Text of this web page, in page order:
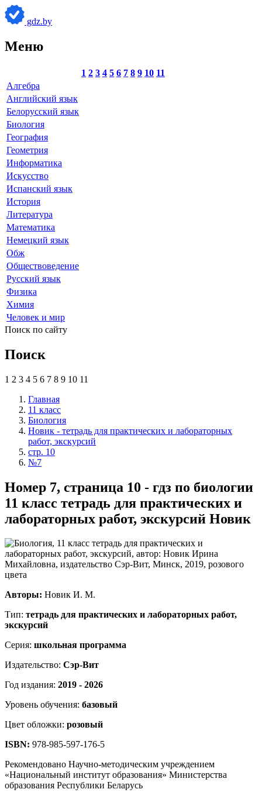
gdz.by
Меню
1 2 3 4 5 6 7 8 9 10 11
Алгебра
Английский язык
Белорусский язык
Биология
География
Геометрия
Информатика
Искусство
Испанский язык
История
Литература
Математика
Немецкий язык
Обж
Обществоведение
Русский язык
Физика
Химия
Человек и мир
Поиск по сайту
Поиск
1 2 3 4 5 6 7 8 9 10 11
Главная
11 класс
Биология
Новик - тетрадь для практических и лабораторных
работ, экскурсий
стр. 10
№7
Номер 7, страница 10 - гдз по биологии
11 класс тетрадь для практических и
лабораторных работ, экскурсий Новик
Авторы: Новик И. М.
Тип: тетрадь для практических и лабораторных работ,
экскурсий
Серия: школьная программа
Издательство: Сэр-Вит
Год издания: 2019 - 2026
Уровень обучения: базовый
Цвет обложки: розовый
ISBN: 978-985-597-176-5
Рекомендовано Научно-методическим учреждением
«Национальный институт образования» Министерства
образования Республики Беларусь